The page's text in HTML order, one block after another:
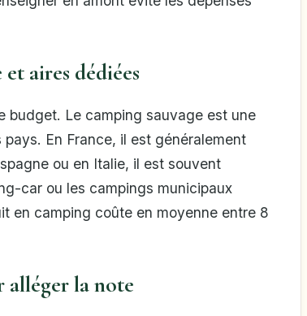
aires dédiées
budget. Le camping sauvage est une
En France, il est généralement
ou en Italie, il est souvent
car ou les campings municipaux
en camping coûte en moyenne entre 8
la note